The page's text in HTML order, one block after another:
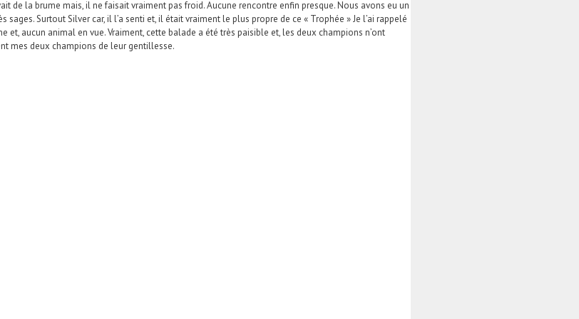
de la brume mais, il ne faisait vraiment pas froid. Aucune rencontre enfin presque. Nous avons eu un
Surtout Silver car, il l’a senti et, il était vraiment le plus propre de ce « Trophée » Je l’ai rappelé
aucun animal en vue. Vraiment, cette balade a été très paisible et, les deux champions n’ont
mes deux champions de leur gentillesse.